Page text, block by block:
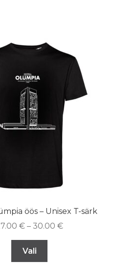
öös – Unisex T-särk
€ – 30.00 €
Vali